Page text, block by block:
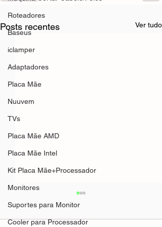
Roteadores
Baseus
iclamper
Adaptadores
Placa Mãe
Nuuvem
TVs
Placa Mãe AMD
Placa Mãe Intel
Kit Placa Mãe+Processador
Monitores
Suportes para Monitor
Cooler para Processador
Posts recentes Ver tudo